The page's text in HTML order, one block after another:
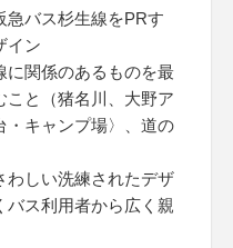
急バス杉生線をPRす
イン
関係のあるものを最
こと（猪名川、大野ア
・キャンプ場〉、道の
しい洗練されたデザ
バス利用者から広く親